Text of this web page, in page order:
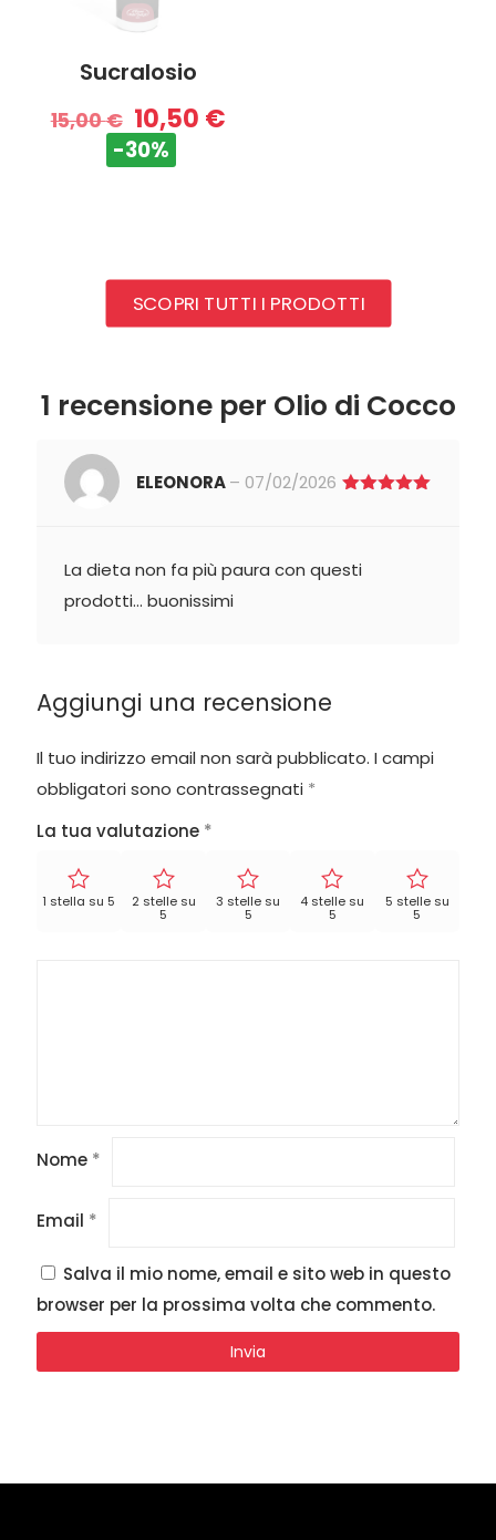
Sucralosio
15,00€ 10,50 €
-30%
SCOPRI TUTTI I PRODOTTI
1 recensione per Olio di Cocco
ELEONORA– 07/02/2026
La dieta non fa più paura con questi
prodotti… buonissimi
Aggiungi una recensione
Il tuo indirizzo email non sarà pubblicato. I campi
obbligatori sono contrassegnati *
La tua valutazione *
1 stella su 5 2 stelle su
5
3 stelle su
5
4 stelle su
5
5 stelle su
5
Nome *
Email *
Salva il mio nome, email e sito web in questo
browser per la prossima volta che commento.